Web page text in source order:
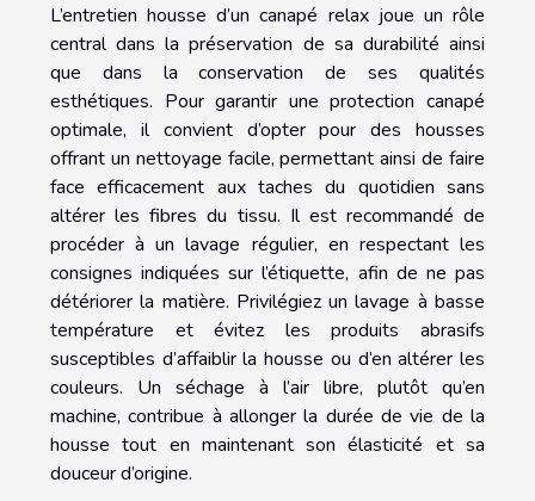
L’entretien housse d’un canapé relax joue un rôle
central dans la préservation de sa durabilité ainsi
que dans la conservation de ses qualités
esthétiques. Pour garantir une protection canapé
optimale, il convient d’opter pour des housses
offrant un nettoyage facile, permettant ainsi de faire
face efficacement aux taches du quotidien sans
altérer les fibres du tissu. Il est recommandé de
procéder à un lavage régulier, en respectant les
consignes indiquées sur l’étiquette, afin de ne pas
détériorer la matière. Privilégiez un lavage à basse
température et évitez les produits abrasifs
susceptibles d’affaiblir la housse ou d’en altérer les
couleurs. Un séchage à l’air libre, plutôt qu’en
machine, contribue à allonger la durée de vie de la
housse tout en maintenant son élasticité et sa
douceur d’origine.